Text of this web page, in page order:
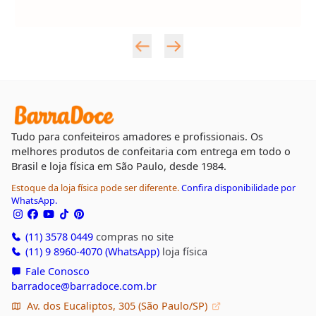
Tudo para confeiteiros amadores e profissionais. Os
melhores produtos de confeitaria com entrega em todo o
Brasil e loja física em São Paulo, desde 1984.
Estoque da loja física pode ser diferente.Confira disponibilidade por
WhatsApp.
(11) 3578 0449compras no site
(11) 9 8960-4070 (WhatsApp)loja física
Fale Conosco
barradoce@barradoce.com.br
Av. dos Eucaliptos, 305 (São Paulo/SP)